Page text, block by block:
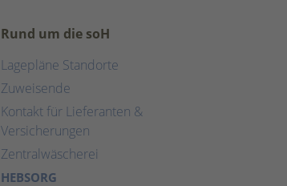
Rund um die soH
Lagepläne Standorte
Zuweisende
Kontakt für Lieferanten &
Versicherungen
Zentralwäscherei
HEBSORG